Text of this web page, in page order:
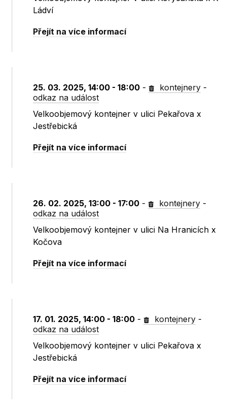
Ládví
Přejít na více informací
25. 03. 2025, 14:00 - 18:00 - kontejnery -
odkaz na událost
Velkoobjemový kontejner v ulici Pekařova x
Jestřebická
Přejít na více informací
26. 02. 2025, 13:00 - 17:00 - kontejnery -
odkaz na událost
Velkoobjemový kontejner v ulici Na Hranicích x
Kočova
Přejít na více informací
17. 01. 2025, 14:00 - 18:00 - kontejnery -
odkaz na událost
Velkoobjemový kontejner v ulici Pekařova x
Jestřebická
Přejít na více informací